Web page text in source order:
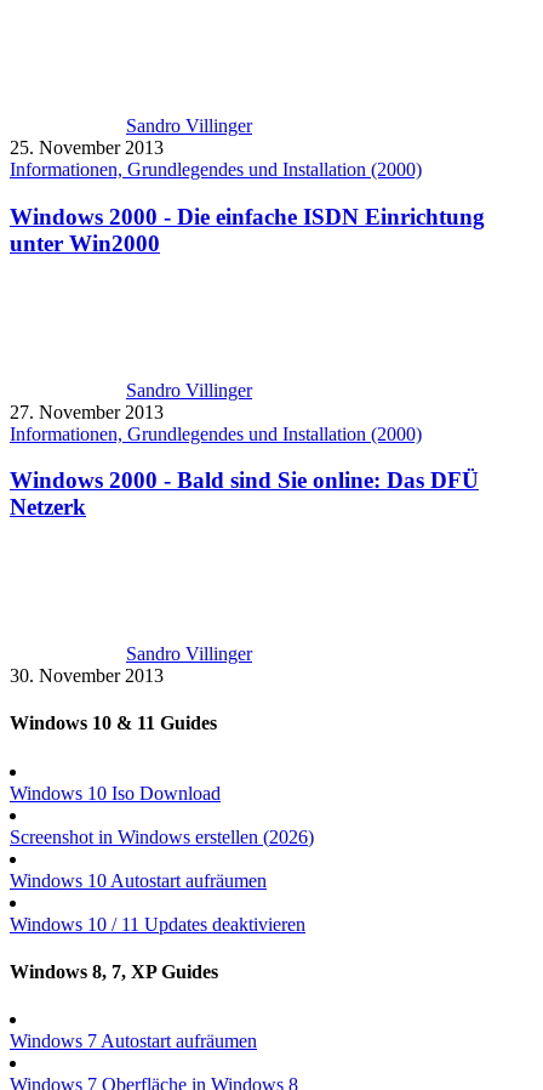
Sandro Villinger
25. November 2013
Informationen, Grundlegendes und Installation (2000)
Windows 2000 - Die einfache ISDN Einrichtung
unter Win2000
Sandro Villinger
27. November 2013
Informationen, Grundlegendes und Installation (2000)
Windows 2000 - Bald sind Sie online: Das DFÜ
Netzerk
Sandro Villinger
30. November 2013
Windows 10 & 11 Guides
Windows 10 Iso Download
Screenshot in Windows erstellen (2026)
Windows 10 Autostart aufräumen
Windows 10 / 11 Updates deaktivieren
Windows 8, 7, XP Guides
Windows 7 Autostart aufräumen
Windows 7 Oberfläche in Windows 8